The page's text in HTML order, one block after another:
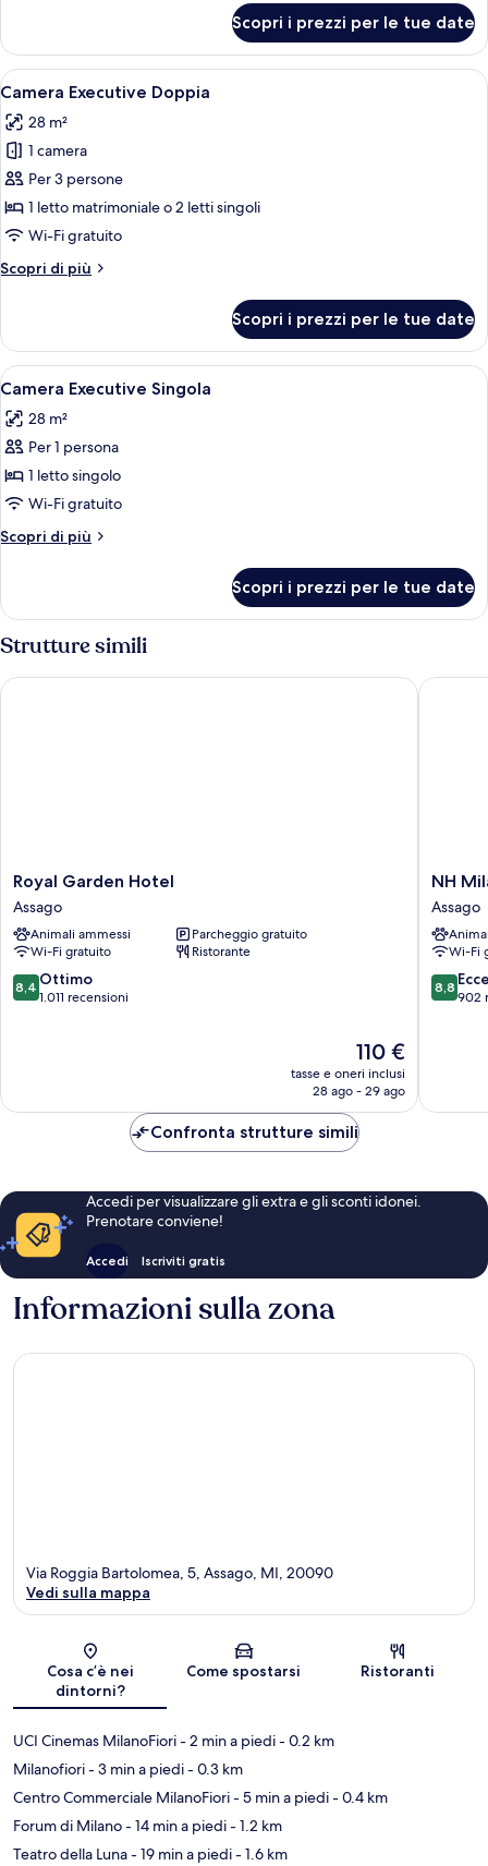
Classic
Singola
Scopri i prezzi per le tue date
Apri
tutte
le
foto
per
Camera
Executive
Una camera d'albergo con due letti,
12
Camera Executive Doppia
28 m²
1 camera
Per 3 persone
1 letto matrimoniale o 2 letti singoli
Wi-Fi gratuito
Scopri di più
Altri
Executive
Doppia
Scopri i prezzi per le tue date
Apri
tutte
le
foto
per
Camera
Executive
Singola
Una camera d'albergo con due letti,
12
Camera Executive Singola
28 m²
Per 1 persona
1 letto singolo
Wi-Fi gratuito
Scopri di più
Altri
Executive
Singola
Scopri i prezzi per le tue date
Strutture simili
Royal
Garden
Hotel
Assago
Royal Garden Hotel
Assago
Animali ammessi
Parcheggio gratuito
Wi-Fi gratuito
Ristorante
8.4
su
8,4 Ottimo
1.011 recensioni
Il
prezzo
attuale
110 €
110 €
tasse e oneri inclusi
28 ago - 29 ago
Royal Garden Hotel
NH
Milano
Centre
Assago
NH
Assago
Wi-Fi
8.8
su
8,8
902
NH
Confronta strutture simili
Accedi per visualizzare gli extra e gli sconti idonei.
Prenotare conviene!
Accedi Iscriviti gratis
Informazioni sulla zona
Mappa
Via Roggia Bartolomea, 5, Assago, MI, 20090
Vedi sulla mappa
Cosa c’è nei
dintorni?
Come spostarsi Ristoranti
UCI Cinemas MilanoFiori- 2 min a piedi- 0.2 km
Milanofiori- 3 min a piedi- 0.3 km
Centro Commerciale MilanoFiori- 5 min a piedi- 0.4 km
Forum di Milano- 14 min a piedi- 1.2 km
Teatro della Luna- 19 min a piedi- 1.6 km